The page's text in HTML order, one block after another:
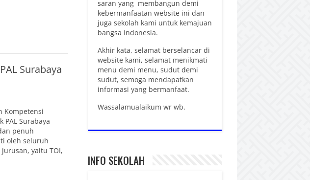
Surabaya
Kompetensi
PAL Surabaya
penuh
oleh seluruh
yaitu TOI,
saran yang membangun demi
kebermanfaatan website ini dan
juga sekolah kami untuk kemajuan
bangsa Indonesia.
Akhir kata, selamat berselancar di
website kami, selamat menikmati
menu demi menu, sudut demi
sudut, semoga mendapatkan
informasi yang bermanfaat.
Wassalamualaikum wr wb.
INFO SEKOLAH